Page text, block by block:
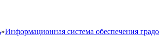
»Информационная система обеспечения